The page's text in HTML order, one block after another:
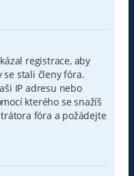
registrace, aby
se stali členy fóra.
IP adresu nebo
kterého se snažíš
fóra a požádejte